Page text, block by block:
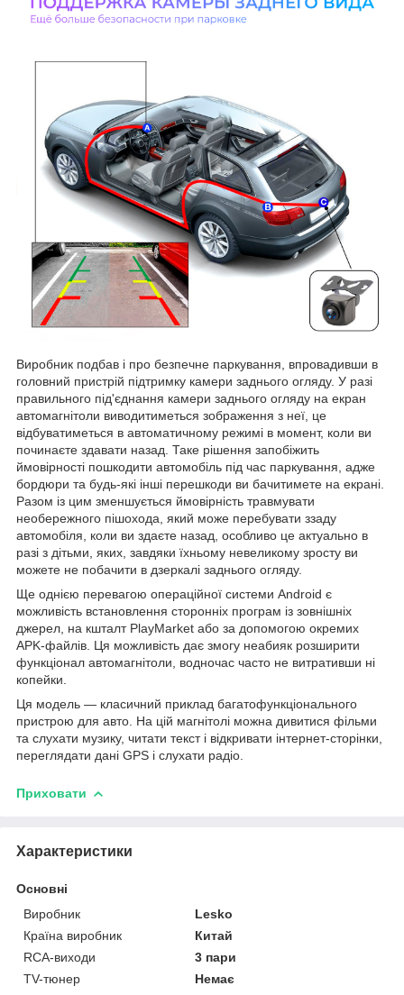
Виробник подбав і про безпечне паркування, впровадивши в
головний пристрій підтримку камери заднього огляду. У разі
правильного під'єднання камери заднього огляду на екран
автомагнітоли виводитиметься зображення з неї, це
відбуватиметься в автоматичному режимі в момент, коли ви
починаєте здавати назад. Таке рішення запобіжить
ймовірності пошкодити автомобіль під час паркування, адже
бордюри та будь-які інші перешкоди ви бачитимете на екрані.
Разом із цим зменшується ймовірність травмувати
необережного пішохода, який може перебувати ззаду
автомобіля, коли ви здаєте назад, особливо це актуально в
разі з дітьми, яких, завдяки їхньому невеликому зросту ви
можете не побачити в дзеркалі заднього огляду.
Ще однією перевагою операційної системи Android є
можливість встановлення сторонніх програм із зовнішніх
джерел, на кшталт PlayMarket або за допомогою окремих
APK-файлів. Ця можливість дає змогу неабияк розширити
функціонал автомагнітоли, водночас часто не витративши ні
копейки.
Ця модель — класичний приклад багатофункціонального
пристрою для авто. На цій магнітолі можна дивитися фільми
та слухати музику, читати текст і відкривати інтернет-сторінки,
переглядати дані GPS і слухати радіо.
Приховати
Характеристики
Основні
Виробник
Lesko
Країна виробник
Китай
RCA-виходи
3 пари
TV-тюнер
Немає